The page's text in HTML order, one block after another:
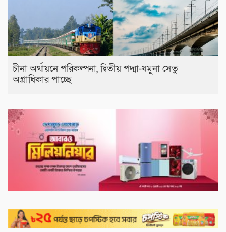
চীনা অর্থায়নে পরিকল্পনা, দ্বিতীয় পদ্মা-যমুনা সেতু
অগ্রাধিকার পাচ্ছে